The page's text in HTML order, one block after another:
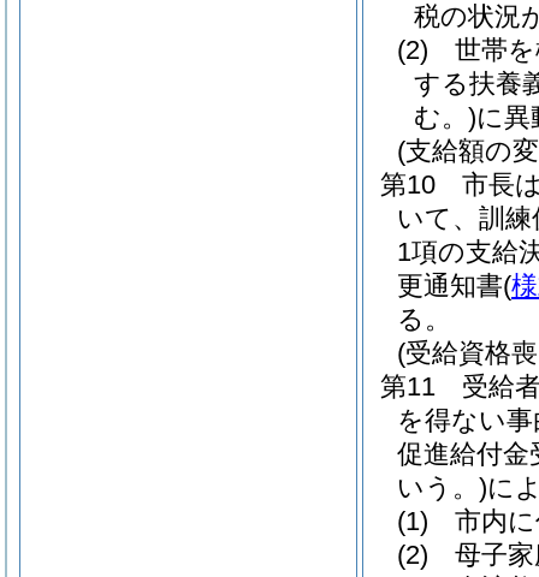
税の状況
(2) 世帯を
する扶養
む。)に
(支給額の
第10 市長は
いて、訓
1項の支給
更通知書(
る。
(受給資格
第11 受給者
を得ない
促進給付金
いう。)に
(1) 市内に
(2) 母子家